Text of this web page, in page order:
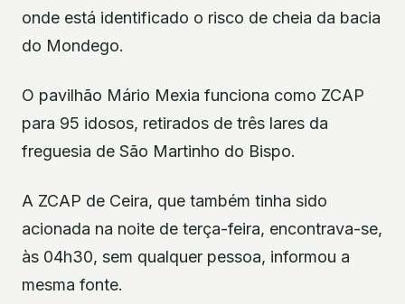
onde está identificado o risco de cheia da bacia
do Mondego.
O pavilhão Mário Mexia funciona como ZCAP
para 95 idosos, retirados de três lares da
freguesia de São Martinho do Bispo.
A ZCAP de Ceira, que também tinha sido
acionada na noite de terça-feira, encontrava-se,
às 04h30, sem qualquer pessoa, informou a
mesma fonte.